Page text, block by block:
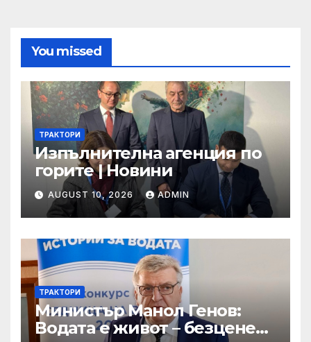
You missed
ТРАКТОРИ
Изпълнителна агенция по
горите | Новини
AUGUST 10, 2026 ADMIN
ТРАКТОРИ
Министър Манол Генов:
Водата е живот – безценен